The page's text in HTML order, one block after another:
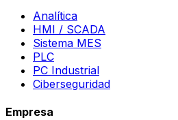
Analítica
HMI / SCADA
Sistema MES
PLC
PC Industrial
Ciberseguridad
Empresa